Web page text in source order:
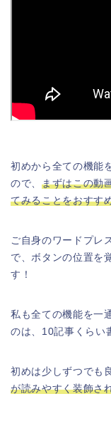
初めから全ての機能
ので、まずはこの動
てみることをおすす
ご自身のワードプレ
で、ボタンの位置を
す！
私も全ての機能を一
のは、10記事くらい
初めは少しずつでも
が読みやすく装飾さ